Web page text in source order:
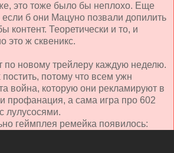
это тоже было бы неплохо. Еще
б они Мацуно позвали допилить
контент. Теоретически и то, и
это ж сквеникс.
по новому трейлеру каждую неделю.
потому что всем ужн
война, которую они рекламируют в
профанация, а сама игра про 602
лулусосями.
геймплея ремейка появилось: